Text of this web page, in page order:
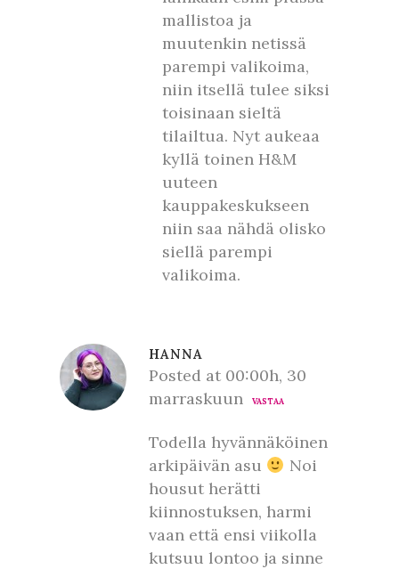
mallistoa ja
muutenkin netissä
parempi valikoima,
niin itsellä tulee siksi
toisinaan sieltä
tilailtua. Nyt aukeaa
kyllä toinen H&M
uuteen
kauppakeskukseen
niin saa nähdä olisko
siellä parempi
valikoima.
HANNA
Posted at 00:00h, 30
marraskuun
VASTAA
Todella hyvännäköinen
arkipäivän asu
Noi
housut herätti
kiinnostuksen, harmi
vaan että ensi viikolla
kutsuu lontoo ja sinne